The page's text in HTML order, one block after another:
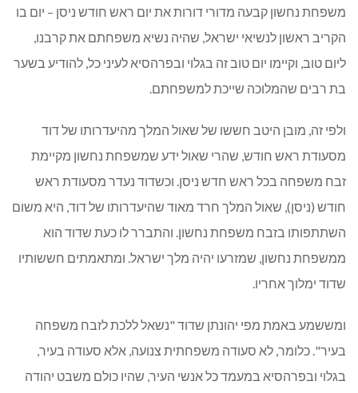
משפחת נחשון קבעה מדורי דורות את יום ראש חודש ניסן – יום בו
הקריב ראשון לנשיאי ישראל, שהיה נשיא משפחתם את קרבנו,
ליום טוב, וקיימו יום טוב זה בגלוי ובפרהסיא לעיני כל, להודיע בשער
בת רבים שהמלוכה שייכת למשפחתם.
ולפי זה, מובן היטב חששו של שאול המלך מהיעדרותו של דוד
מסעודת ראש חודש, שהרי שאול ידע שמשפחת נחשון מקיימת
זבח משפחה בכל ראש חדש ניסן. וכשדוד נעדר מסעודת ראש
חודש (ניסן), שאול המלך חרד מאוד שהיעדרותו של דוד, היא משום
השתתפותו בזבח משפחת נחשון. והתברר לו כעת שדוד הוא
ממשפחת נחשון, שמזרעו יהיה מלך ישראל. ומתאמתים חששותיו
שדוד ימלוך אחריו.
ומששמע באמת מפי יהונתן שדוד "נשאל ללכת לזבח משפחה
בעיר". כלומר, לא סעודה משפחתית צנועה, אלא סעודה בעיר,
בגלוי ובפרהסיא במעמד כל אנשי העיר, שהיו כולם משבט יהודה